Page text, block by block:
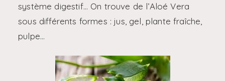
système digestif… On trouve de l’Aloé Vera
sous différents formes : jus, gel, plante fraîche,
pulpe…